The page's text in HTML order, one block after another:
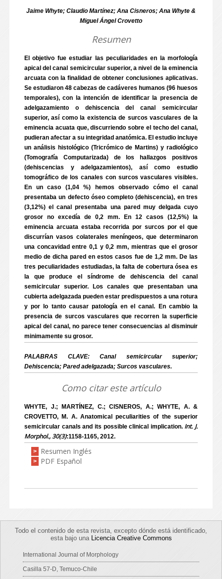
Jaime Whyte; Claudio Martínez; Ana Cisneros; Ana Whyte &
Miguel Ángel Crovetto
Resumen
El objetivo fue estudiar las peculiaridades en la morfología
apical del canal semicircular superior, a nivel de la eminencia
arcuata con la finalidad de obtener conclusiones aplicativas.
Se estudiaron 48 cabezas de cadáveres humanos (96 huesos
temporales), con la intención de identificar la presencia de
adelgazamiento o dehiscencia del canal semicircular
superior, así como la existencia de surcos vasculares de la
eminencia acuata que, discurriendo sobre el techo del canal,
pudieran afectar a su integridad anatómica. El estudio incluye
un análisis histológico (Tricrómico de Martins) y radiológico
(Tomografía Computarizada) de los hallazgos positivos
(dehiscencias y adelgazamientos), así como estudio
tomográfico de los canales con surcos vasculares visibles.
En un caso (1,04 %) hemos observado cómo el canal
presentaba un defecto óseo completo (dehiscencia), en tres
(3,12%) el canal presentaba una pared muy delgada cuyo
grosor no excedía de 0,2 mm. En 12 casos (12,5%) la
eminencia arcuata estaba recorrida por surcos por el que
discurrían vasos colaterales meníngeos, que determinaron
una concavidad entre 0,1 y 0,2 mm, mientras que el grosor
medio de dicha pared en estos casos fue de 1,2 mm. De las
tres peculiaridades estudiadas, la falta de cobertura ósea es
la que produce el síndrome de dehiscencia del canal
semicircular superior. Los canales que presentaban una
cubierta adelgazada pueden estar predispuestos a una rotura
y por lo tanto causar patología en el canal. En cambio la
presencia de surcos vasculares que recorren la superficie
apical del canal, no parece tener consecuencias al disminuir
minimamente su grosor.
PALABRAS CLAVE: Canal semicircular superior;
Dehiscencia; Pared adelgazada; Surcos vasculares.
Como citar este artículo
WHYTE, J.; MARTÍNEZ, C.; CISNEROS, A.; WHYTE, A. &
CROVETTO, M. A. Anatomical peculiarities of the superior
semicircular canals and its possible clinical implication. Int. J.
Morphol., 30(3):1158-1165, 2012.
> Resumen Inglés
> PDF Español
Todo el contenido de esta revista, excepto dónde está identificado,
esta bajo una Licencia Creative Commons
International Journal of Morphology
Casilla 57-D, Temuco-Chile